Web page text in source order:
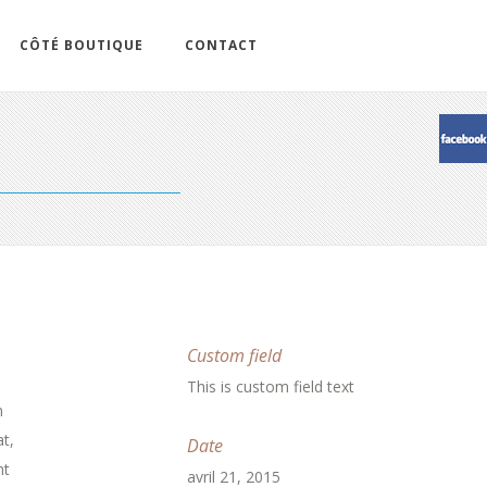
CÔTÉ BOUTIQUE CONTACT
Custom field
This is custom field text
Date
avril 21, 2015